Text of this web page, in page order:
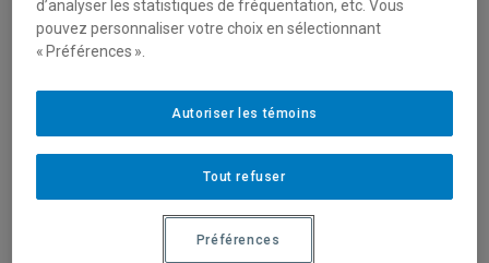
d’analyser les statistiques de fréquentation, etc. Vous
pouvez personnaliser votre choix en sélectionnant
« Préférences ».
Tout refuser
Autoriser les témoins
Préférences